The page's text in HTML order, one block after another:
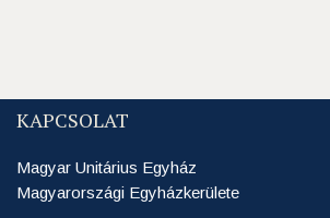
KAPCSOLAT
Magyar Unitárius Egyház
Magyarországi Egyházkerülete